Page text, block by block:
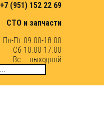
+7 (951) 152 22 69
СТО и запчасти
Пн-Пт 09.00-18.00
Сб 10.00-17.00
Вс – выходной